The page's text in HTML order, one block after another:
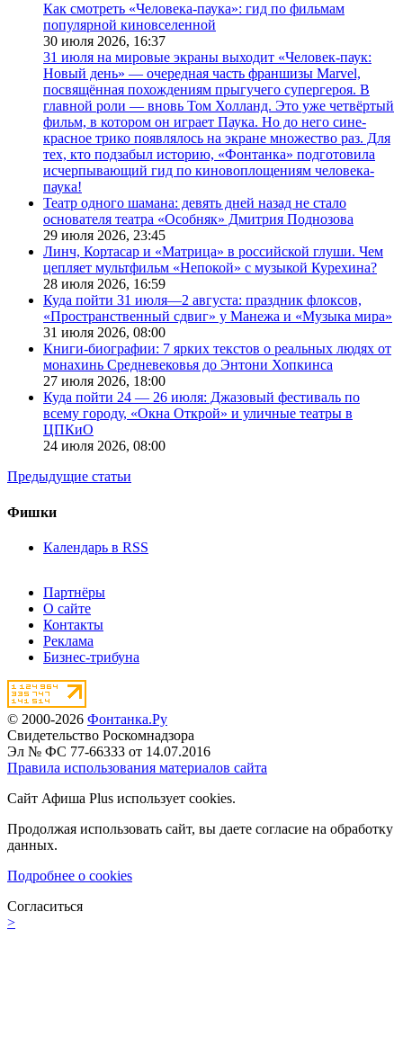
Как смотреть «Человека-паука»: гид по фильмам
популярной киновселенной
30 июля 2026, 16:37
31 июля на мировые экраны выходит «Человек-паук:
Новый день» — очередная часть франшизы Marvel,
посвящённая похождениям прыгучего супергероя. В
главной роли — вновь Том Холланд. Это уже четвёртый
фильм, в котором он играет Паука. Но до него сине-
красное трико появлялось на экране множество раз. Для
тех, кто подзабыл историю, «Фонтанка» подготовила
исчерпывающий гид по киновоплощениям человека-
паука!
Театр одного шамана: девять дней назад не стало
основателя театра «Особняк» Дмитрия Поднозова
29 июля 2026, 23:45
Линч, Кортасар и «Матрица» в российской глуши. Чем
цепляет мультфильм «Непокой» с музыкой Курехина?
28 июля 2026, 16:59
Куда пойти 31 июля—2 августа: праздник флоксов,
«Пространственный сдвиг» у Манежа и «Музыка мира»
31 июля 2026, 08:00
Книги-биографии: 7 ярких текстов о реальных людях от
монахинь Средневековья до Энтони Хопкинса
27 июля 2026, 18:00
Куда пойти 24 — 26 июля: Джазовый фестиваль по
всему городу, «Окна Открой» и уличные театры в
ЦПКиО
24 июля 2026, 08:00
Предыдущие статьи
Фишки
Календарь в RSS
Партнёры
О сайте
Контакты
Реклама
Бизнес-трибуна
© 2000-2026 Фонтанка.Ру
Свидетельство Роскомнадзора
Эл № ФС 77-66333 от 14.07.2016
Правила использования материалов сайта
Сайт Афиша Plus использует cookies.
Продолжая использовать сайт, вы даете согласие на обработку
данных.
Подробнее о cookies
Согласиться
>